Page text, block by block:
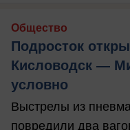
Общество
Подросток
Кисловодск —
условно
Выстрелы из
повредили два